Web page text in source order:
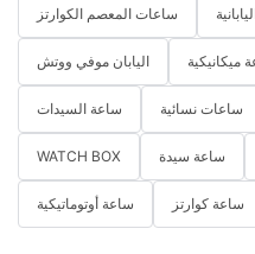
ساعات المعصم الكوارتز
اليابان موفي ووتش ميكانيكية
ساعة السيدات ساعات نسائية
WATCH BOX ساعة سيدة
ساعة أوتوماتيكية ساعة كوارتز